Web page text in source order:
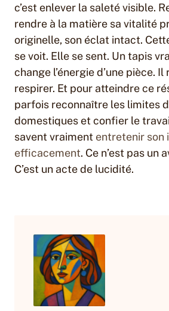
c’est enlever la saleté visible.
rendre à la matière sa vitalité
originelle, son éclat intact.
se voit. Elle se sent. Un tapis
change l’énergie d’une pièce.
respirer. Et pour atteindre ce
parfois reconnaître les limites
domestiques et confier le
savent vraiment entretenir son
efficacement. Ce n’est pas un
C’est un acte de lucidité.